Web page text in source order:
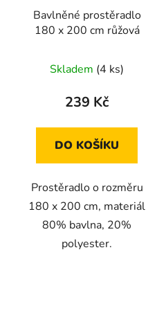
Bavlněné prostěradlo
180 x 200 cm růžová
Skladem (4 ks)
239 Kč
DO KOŠÍKU
Prostěradlo o rozměru
180 x 200 cm, materiál
80% bavlna, 20%
polyester.